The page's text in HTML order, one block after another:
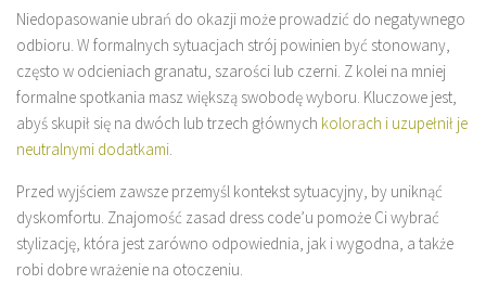
Niedopasowanie ubrań do okazji może prowadzić do negatywnego
odbioru. W formalnych sytuacjach strój powinien być stonowany,
często w odcieniach granatu, szarości lub czerni. Z kolei na mniej
formalne spotkania masz większą swobodę wyboru. Kluczowe jest,
abyś skupił się na dwóch lub trzech głównych kolorach i uzupełnił je
neutralnymi dodatkami
Przed wyjściem zawsze przemyśl kontekst sytuacyjny, by uniknąć
dyskomfortu. Znajomość zasad dress code’u pomoże Ci wybrać
stylizację, która jest zarówno odpowiednia, jak i wygodna, a także
robi dobre wrażenie na otoczeniu.